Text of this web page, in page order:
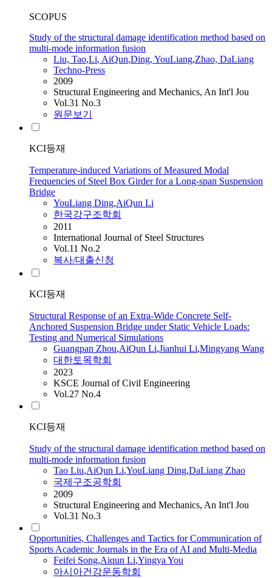
SCOPUS
Study of the structural damage identification method based on
multi-mode information fusion
Liu, Tao,Li, AiQun,Ding, YouLiang,Zhao, DaLiang
Techno-Press
2009
Structural Engineering and Mechanics, An Int'l Jou
Vol.31 No.3
원문보기
KCI등재
Temperature-induced Variations of Measured Modal
Frequencies of Steel Box Girder for a Long-span Suspension
Bridge
YouLiang Ding,AiQun Li
한국강구조학회
2011
International Journal of Steel Structures
Vol.11 No.2
복사/대출신청
KCI등재
Structural Response of an Extra-Wide Concrete Self-
Anchored Suspension Bridge under Static Vehicle Loads:
Testing and Numerical Simulations
Guangpan Zhou,AiQun Li,Jianhui Li,Mingyang Wang
대한토목학회
2023
KSCE Journal of Civil Engineering
Vol.27 No.4
KCI등재
Study of the structural damage identification method based on
multi-mode information fusion
Tao Liu,AiQun Li,YouLiang Ding,DaLiang Zhao
국제구조공학회
2009
Structural Engineering and Mechanics, An Int'l Jou
Vol.31 No.3
Opportunities, Challenges and Tactics for Communication of
Sports Academic Journals in the Era of AI and Multi-Media
Feifei Song,Aiqun Li,Yingya You
아시아건강운동학회